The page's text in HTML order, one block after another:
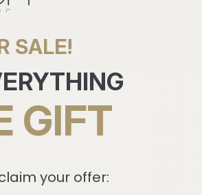
والحفاظ عليه، قد يبحث بعض
SALE!
GIFT
your offer: